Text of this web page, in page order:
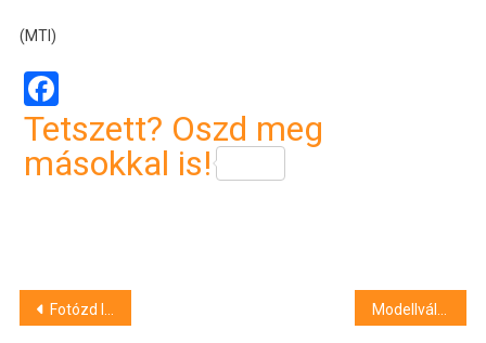
(MTI)
Facebook
Tetszett? Oszd meg
másokkal is!
Bejegyzés
Fotózd le Debrecen üres, elhagyatott telkeit, és nyerj!